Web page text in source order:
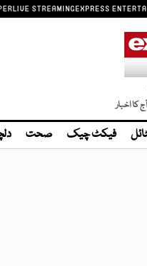
LIVE STREAMINGEXPRESS
کا اخبار
فیکٹ چیک صحت